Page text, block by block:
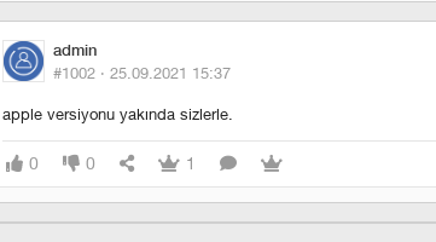
admin
#1002 · 25.09.2021 15:37
apple versiyonu yakında sizlerle.
0 0 1